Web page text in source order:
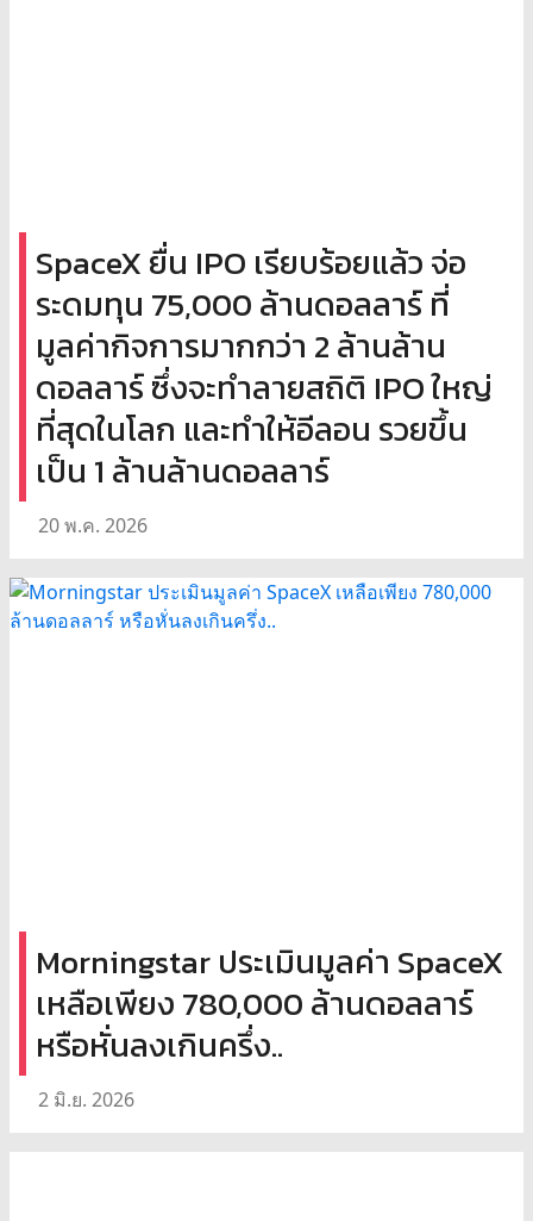
SpaceX ยื่น IPO เรียบร้อยแล้ว จ่อ
ระดมทุน 75,000 ล้านดอลลาร์ ที่
มูลค่ากิจการมากกว่า 2 ล้านล้าน
ดอลลาร์ ซึ่งจะทำลายสถิติ IPO ใหญ่
ที่สุดในโลก และทำให้อีลอน รวยขึ้น
เป็น 1 ล้านล้านดอลลาร์
20 พ.ค. 2026
Morningstar ประเมินมูลค่า SpaceX
เหลือเพียง 780,000 ล้านดอลลาร์
หรือหั่นลงเกินครึ่ง..
2 มิ.ย. 2026